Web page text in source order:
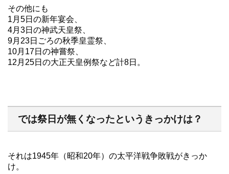
その他にも
1月5日の新年宴会、
4月3日の神武天皇祭、
9月23日ごろの秋季皇霊祭、
10月17日の神嘗祭、
12月25日の大正天皇例祭など計8日。
では祭日が無くなったというきっかけは？
それは1945年（昭和20年）の太平洋戦争敗戦がきっか
け。